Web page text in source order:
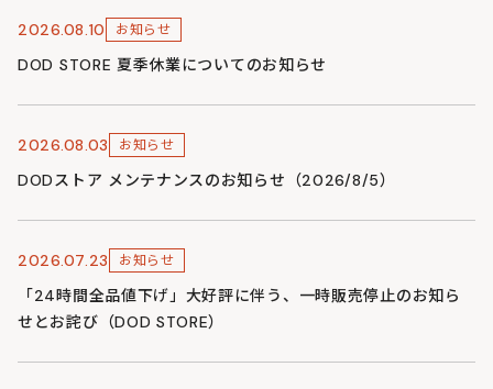
2026.08.10 お知らせ
DOD STORE 夏季休業についてのお知らせ
2026.08.03 お知らせ
DODストア メンテナンスのお知らせ（2026/8/5）
2026.07.23 お知らせ
「24時間全品値下げ」大好評に伴う、一時販売停止のお知ら
せとお詫び（DOD STORE）